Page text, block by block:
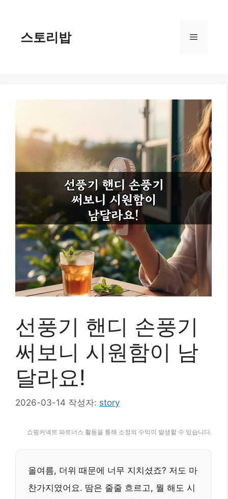
스토리밥 메
선풍기 핸디 손풍기
써보니 시원함이 남
달라요!
2026-03-14 작성자: story
쇼핑커넥트 파트너스 활동을 통해 소정의 수익이 발생할 수 있습니다.
올여름, 더위 때문에 너무 지치셨죠? 저도 마
찬가지였어요. 땀은 줄줄 흐르고, 뭘 해도 시